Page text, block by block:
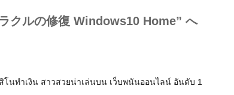
クルの修復 Windows10 Home” へ
โนทำเงิน สาวสวยน่าเล่นบน เว็บพนันออนไลน์ อันดับ 1